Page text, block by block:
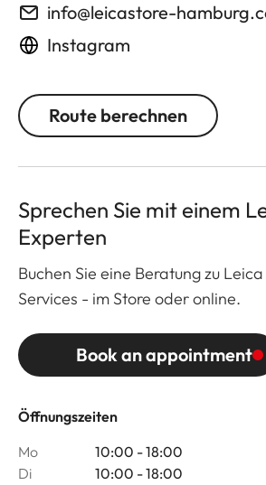
info@leicastore-
Instagram
Route berechnen
Öffnungszeiten
Mo
10:00 - 18:00
Di
10:00 - 18:00
Sprechen Sie mit einem
Experten
Buchen Sie eine Beratung zu
Services - im Store oder online.
Book an appointment